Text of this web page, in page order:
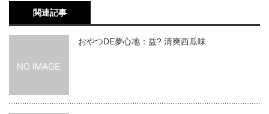
関連記事
おやつDE夢心地：益? 清爽西瓜味